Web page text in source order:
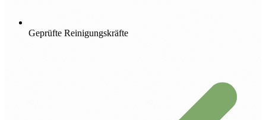
Geprüfte Reinigungskräfte